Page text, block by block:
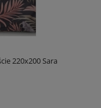
220x200 Sara